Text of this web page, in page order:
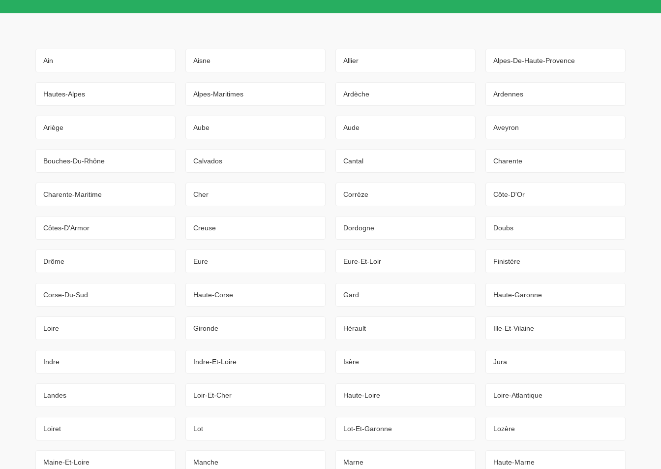
Ain Aisne Allier Alpes-De-Haute-Provence
Hautes-Alpes Alpes-Maritimes Ardèche Ardennes
Ariège Aube Aude Aveyron
Bouches-Du-Rhône Calvados Cantal Charente
Charente-Maritime Cher Corrèze Côte-D'Or
Côtes-D'Armor Creuse Dordogne Doubs
Drôme Eure Eure-Et-Loir Finistère
Corse-Du-Sud Haute-Corse Gard Haute-Garonne
Loire Gironde Hérault Ille-Et-Vilaine
Indre Indre-Et-Loire Isère Jura
Landes Loir-Et-Cher Haute-Loire Loire-Atlantique
Loiret Lot Lot-Et-Garonne Lozère
Maine-Et-Loire Manche Marne Haute-Marne